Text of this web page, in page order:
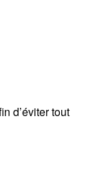
d’éviter tout